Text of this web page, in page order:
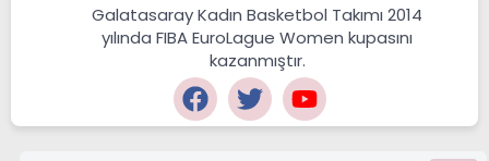
Galatasaray Kadın Basketbol Takımı 2014
yılında FIBA EuroLague Women kupasını
kazanmıştır.